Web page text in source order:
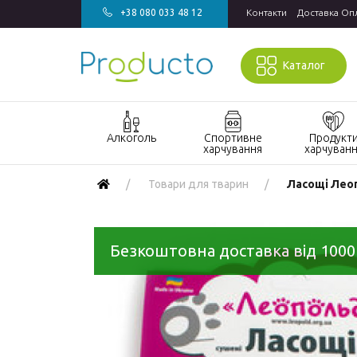
+38 080 033 48 12 Контакти Доставка
Каталог
Алкоголь
Акції алкоголь
Джин
Горілка
Коньяк і бренді
Ігристе вино
Спортивне
харчування
харчування
Гейнери
Протеїн
Протеїнові
батончики
Продукти
Акції продукти
харчування
Напої
швидкого
приготування
Макаронні
Товари для тварин Ласощі
Безкоштовна доставка від